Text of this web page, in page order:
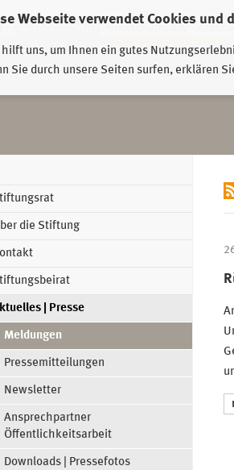
Webseite verwendet Cookies und
hilft uns, um Ihnen ein gutes
Sie durch unsere Seiten surfen, erklären
die Stiftung
| Presse
Meldungen
Pressemitteilungen
Newsletter
Ansprechpartner
Öffentlichkeitsarbeit
Downloads | Pressefotos